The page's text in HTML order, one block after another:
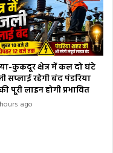
कुकदूर क्षेत्र में कल दो घंटे
सप्लाई रहेगी बंद पंडरिया
पूरी लाइन होगी प्रभावित
ago